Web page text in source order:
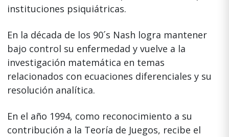
instituciones psiquiátricas.
En la década de los 90´s Nash logra mantener
bajo control su enfermedad y vuelve a la
investigación matemática en temas
relacionados con ecuaciones diferenciales y su
resolución analítica.
En el año 1994, como reconocimiento a su
contribución a la Teoría de Juegos, recibe el